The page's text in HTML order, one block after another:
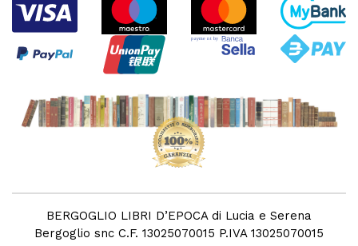
BERGOGLIO LIBRI D’EPOCA di Lucia e Serena
Bergoglio snc C.F. 13025070015 P.IVA 13025070015